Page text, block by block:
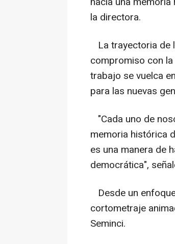
la directora.
La trayectoria de
compromiso con
trabajo se vuelca
para las nuevas
"Cada uno de
memoria histórica
es una manera de
democrática",
Desde un
cortometraje
Seminci.